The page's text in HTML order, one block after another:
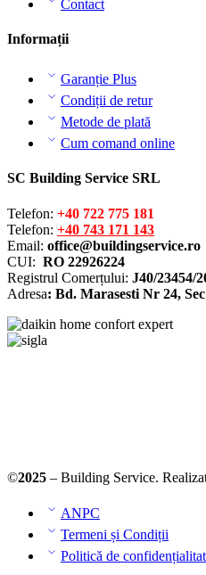
Contact
Informații
Garanție Plus
Condiții de retur
Metode de plată
Cum comand online
SC Building Service SRL
Telefon: +40 722 775 181
Telefon: +40 743 171 143
Email: office@buildingservice.ro
CUI: RO 22926224
Registrul Comerțului: J40/23454/
Adresa: Bd. Marasesti Nr 24,
©2025 – Building Service.
ANPC
Termeni și Condiții
Politică de